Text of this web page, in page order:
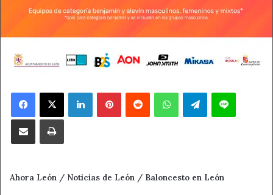
Facebook
X LinkedInPinterestReddit WhatsAppTelegramLine
Compartir por correo electrónicoImprimir
Ahora León / Noticias de León / Baloncesto en León